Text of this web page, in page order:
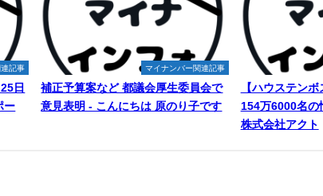
記事
日
ー
マイナンバー関連記事
補正予算案など 都議会厚生委員会で
意見表明 - こんにちは 原のり子です
【ハウステン
154万6000名の
株式会社アクト